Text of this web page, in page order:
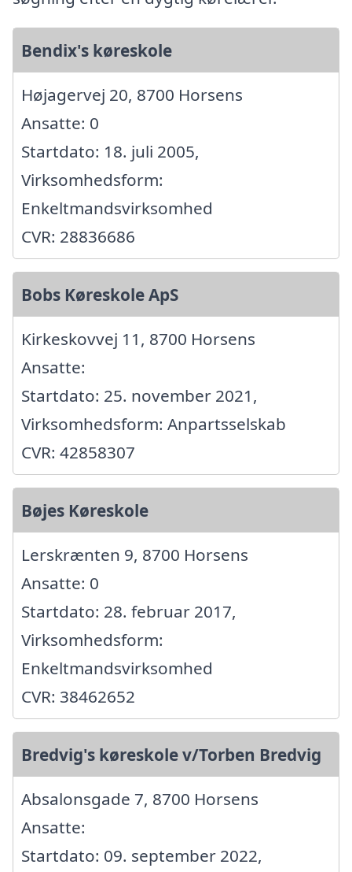
Bendix's køreskole
Højagervej 20, 8700 Horsens
Ansatte: 0
Startdato: 18. juli 2005,
Virksomhedsform:
Enkeltmandsvirksomhed
CVR: 28836686
Bobs Køreskole ApS
Kirkeskovvej 11, 8700 Horsens
Ansatte:
Startdato: 25. november 2021,
Virksomhedsform: Anpartsselskab
CVR: 42858307
Bøjes Køreskole
Lerskrænten 9, 8700 Horsens
Ansatte: 0
Startdato: 28. februar 2017,
Virksomhedsform:
Enkeltmandsvirksomhed
CVR: 38462652
Bredvig's køreskole v/Torben Bredvig
Absalonsgade 7, 8700 Horsens
Ansatte:
Startdato: 09. september 2022,